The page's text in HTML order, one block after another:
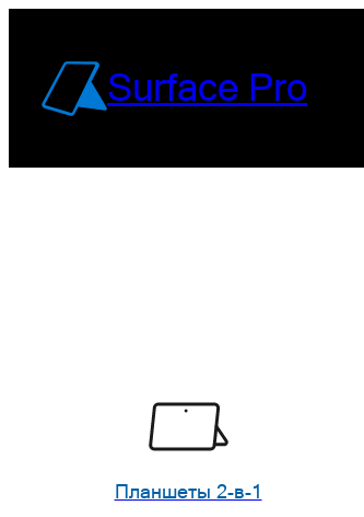
содержимомуSurface Pro
Планшеты 2-в-1